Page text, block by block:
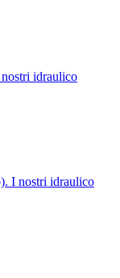
idraulico
I nostri idraulico